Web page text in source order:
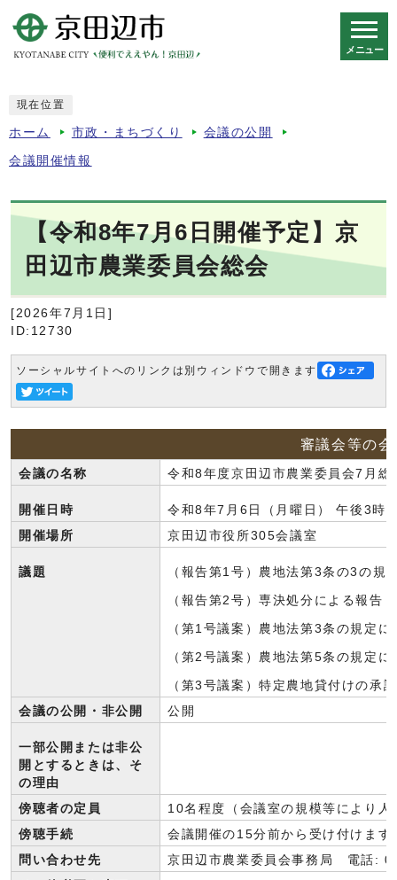
メニュー
現在位置
ホーム 市政・まちづくり 会議の公開
会議開催情報
【令和8年7月6日開催予定】京
田辺市農業委員会総会
[2026年7月1日]
ID:12730
ソーシャルサイトへのリンクは別ウィンドウで開きます
審議会等の
会議の名称 令和8年度京田辺市農業委員会7月総
開催日時
令和8年7月6日（月曜日） 午後3時
開催場所
京田辺市役所305会議室
議題 （報告第1号）農地法第3条の3の規
（報告第2号）専決処分による報告
（第1号議案）農地法第3条の規定
（第2号議案）農地法第5条の規定
（第3号議案）特定農地貸付けの承
会議の公開・非公開
公開
一部公開または非公
開とするときは、そ
の理由
傍聴者の定員
10名程度（会議室の規模等により
傍聴手続
会議開催の15分前から受け付けます
問い合わせ先
京田辺市農業委員会事務局 電話: